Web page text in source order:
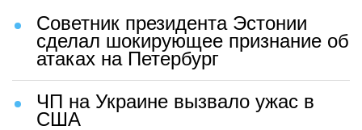
Советник президента Эстонии
сделал шокирующее признание об
атаках на Петербург
ЧП на Украине вызвало ужас в
США